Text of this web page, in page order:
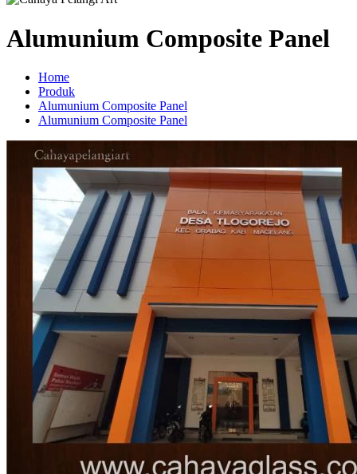
Alumunium Composite Panel
Home
Produk
Alumunium Composite Panel
Alumunium Composite Panel